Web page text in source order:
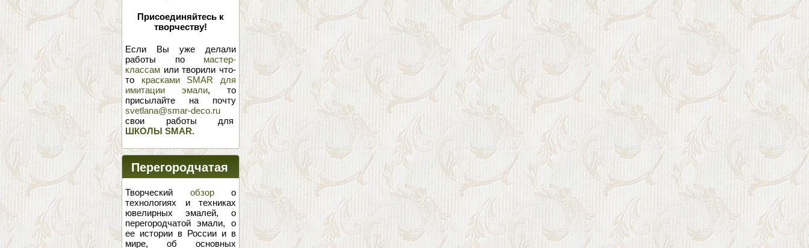
Присоединяйтесь к
творчеству!
Если Вы уже делали
работы по мастер-
классам или творили что-
то красками SMAR для
имитации эмали, то
присылайте на почту
svetlana@smar-deco.ru
свои работы для
ШКОЛЫ SMAR.
Перегородчатая
эмаль
Творческий обзоро
технологиях и техниках
ювелирных эмалей, о
перегородчатой эмали, о
ее истории в России и в
мире, об основных